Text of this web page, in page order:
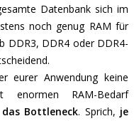
Datenbank sich im
noch genug RAM für
DDR3, DDR4 oder DDR4-
eurer Anwendung keine
enormen RAM-Bedarf
das Bottleneck. Sprich, je